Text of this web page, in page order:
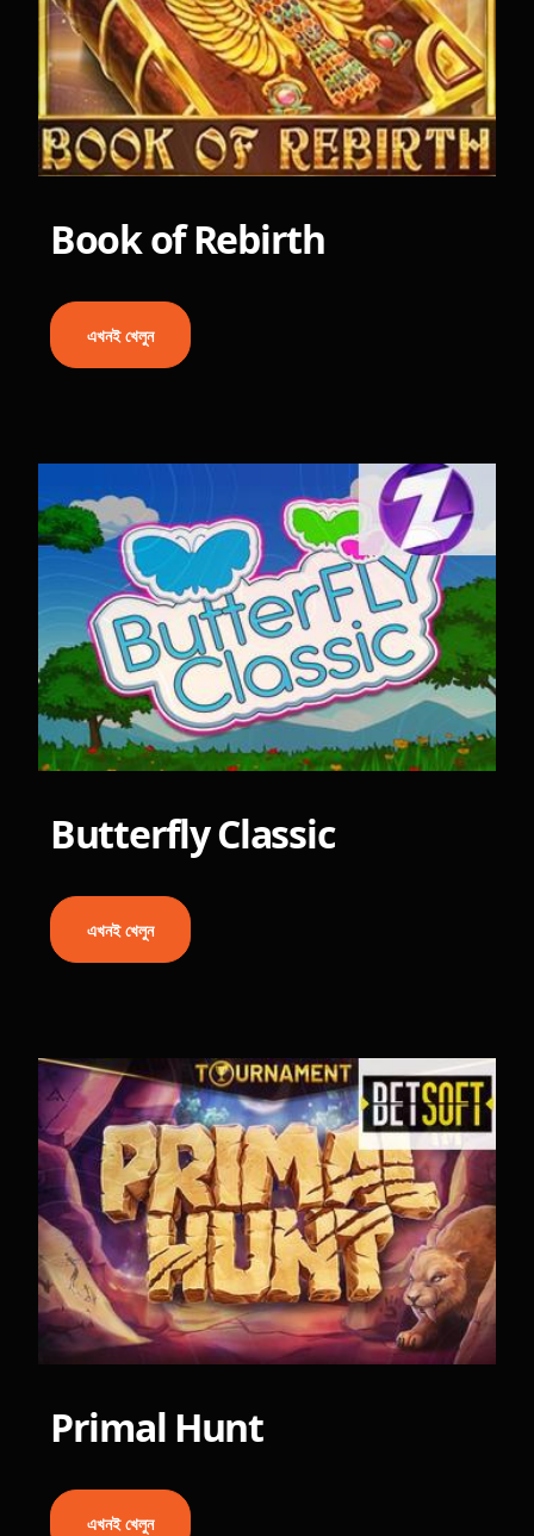
Book of Rebirth
এখনই খেলুন
Butterfly Classic
এখনই খেলুন
Primal Hunt
এখনই খেলুন